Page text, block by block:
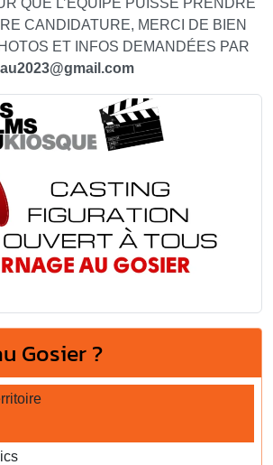
QUE L’ÉQUIPE PUISSE PRENDRE
CANDIDATURE, MERCI DE BIEN
ET INFOS DEMANDÉES PAR
@gmail.com
Gosier ?